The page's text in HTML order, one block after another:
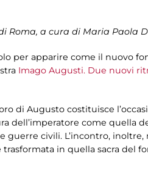
Roma, a cura di Maria Paola
per apparire come il nuovo
Imago Augusti. Due nuovi
di Augusto costituisce
dell’imperatore come quella
guerre civili. L’incontro, inoltre,
in quella sacra del